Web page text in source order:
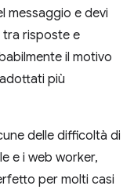
messaggio e devi
risposte e
il motivo
più
delle difficoltà di
e i web worker,
per molti casi